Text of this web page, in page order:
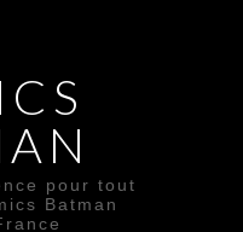
pour tout
Batman